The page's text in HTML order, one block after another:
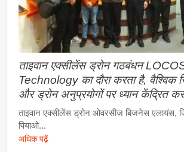
ताइवान एक्सीलेंस ड्रोन गठबंधन
Technology का दौरा करता है, वैश्विक
और ड्रोन अनुप्रयोगों पर ध्यान केंद्रित
ताइवान एक्सीलेंस ड्रोन ओवरसीज बिजनेस एलायंस,
पियाओ...
अधिक पढ़ें